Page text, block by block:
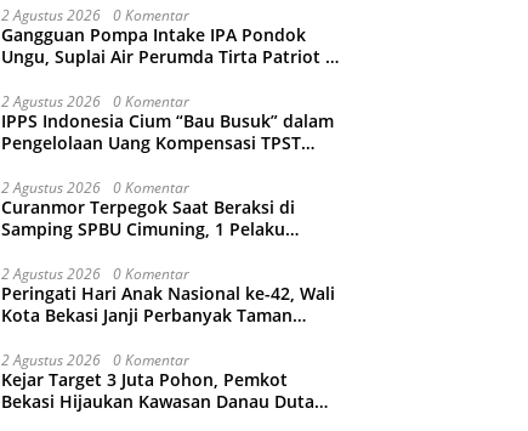
2 Agustus 2026 0 Komentar
Gangguan Pompa Intake IPA Pondok
Ungu, Suplai Air Perumda Tirta Patriot di
2 Agustus 2026 0 Komentar
IPPS Indonesia Cium “Bau Busuk” dalam
Pengelolaan Uang Kompensasi TPST
2 Agustus 2026 0 Komentar
Curanmor Terpegok Saat Beraksi di
Samping SPBU Cimuning, 1 Pelaku
2 Agustus 2026 0 Komentar
Peringati Hari Anak Nasional ke-42, Wali
Kota Bekasi Janji Perbanyak Taman
2 Agustus 2026 0 Komentar
Kejar Target 3 Juta Pohon, Pemkot
Bekasi Hijaukan Kawasan Danau Duta